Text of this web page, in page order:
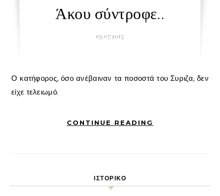
Άκου σύντροφε..
19.07.2015
Ο κατήφορος, όσο ανέβαιναν τα ποσοστά του Συριζα, δεν
είχε τελειωμό.
CONTINUE READING
ΙΣΤΟΡΙΚΌ